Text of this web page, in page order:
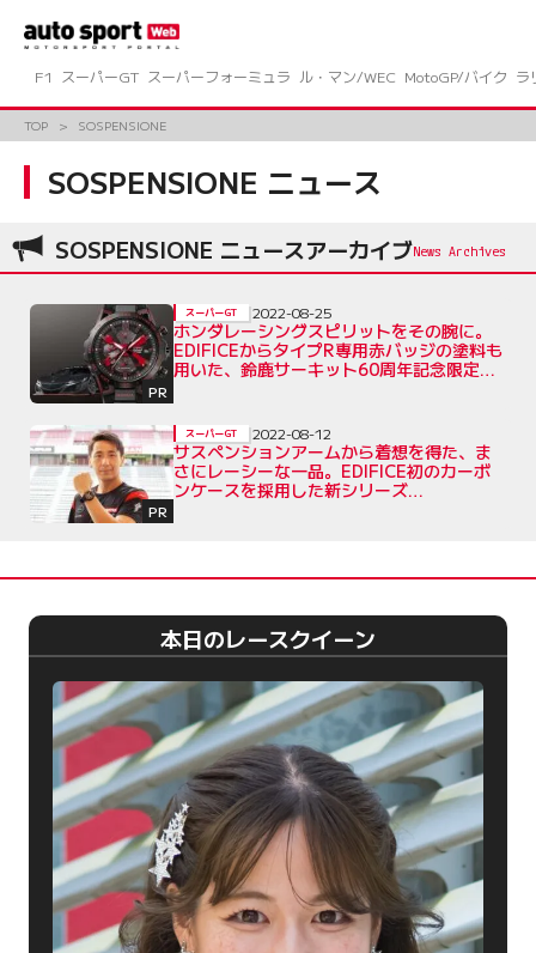
ツ
ス
F1 スーパーGT スーパーフォーミュラ ル・マン/WEC MotoGP/バイク ラ
TOP SOSPENSIONE
SOSPENSIONE ニュース
SOSPENSIONE ニュースアーカイブ
PR
ホンダレーシングスピリットをその腕に。
EDIFICEからタイプR専用赤バッジの塗料も
用いた、鈴鹿サーキット60周年記念限定モ
スーパーGT 2022-08-25
PR
サスペンションアームから着想を得た、ま
さにレーシーな一品。EDIFICE初のカーボ
ンケースを採用した新シリーズ
スーパーGT 2022-08-12
本日のレースクイーン